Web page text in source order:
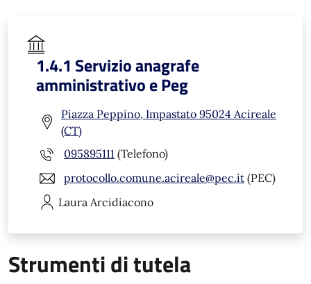
1.4.1 Servizio anagrafe
amministrativo e Peg
Piazza Peppino, Impastato 95024 Acireale
(CT)
095895111 (Telefono)
protocollo.comune.acireale@pec.it (PEC)
Laura Arcidiacono
Strumenti di tutela